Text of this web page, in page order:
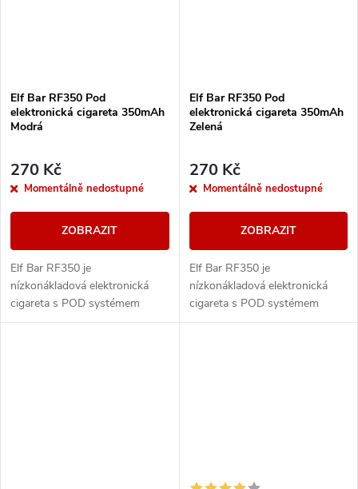
Elf Bar RF350 Pod
elektronická cigareta 350mAh
Modrá
270 Kč
Momentálně nedostupné
ZOBRAZIT
Elf Bar RF350 je
nízkonákladová elektronická
cigareta s POD systémem
vážící pouhých 20g a
Elf Bar RF350 Pod
elektronická cigareta 350mAh
Zelená
270 Kč
Momentálně nedostupné
ZOBRAZIT
Elf Bar RF350 je
nízkonákladová elektronická
cigareta s POD systémem
vážící pouhých 20g a